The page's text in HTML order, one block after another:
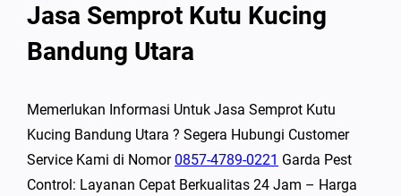
Jasa Semprot Kutu Kucing
Bandung Utara
Memerlukan Informasi Untuk Jasa Semprot Kutu
Kucing Bandung Utara ? Segera Hubungi Customer
Service Kami di Nomor0857-4789-0221 Garda Pest
Control: Layanan Cepat Berkualitas 24 Jam – Harga